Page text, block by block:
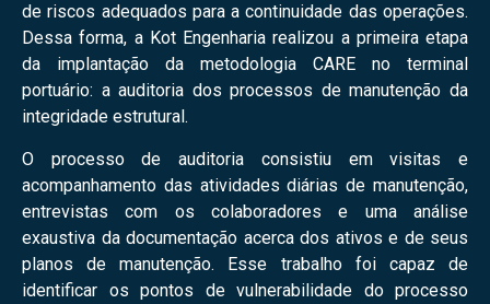
de riscos adequados para a continuidade das operações.
Dessa forma, a Kot Engenharia realizou a primeira etapa
da implantação da metodologia CARE no terminal
portuário: a auditoria dos processos de manutenção da
integridade estrutural.
O processo de auditoria consistiu em visitas e
acompanhamento das atividades diárias de manutenção,
entrevistas com os colaboradores e uma análise
exaustiva da documentação acerca dos ativos e de seus
planos de manutenção. Esse trabalho foi capaz de
identificar os pontos de vulnerabilidade do processo